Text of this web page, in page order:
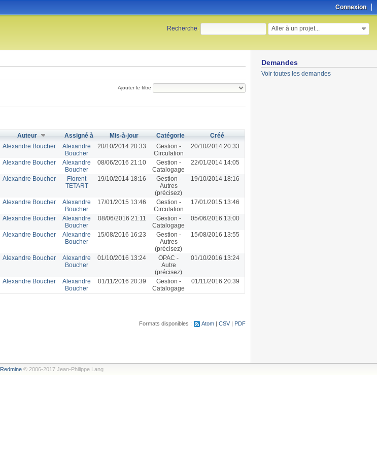
Connexion
Recherche: Aller à un projet...
Demandes
Voir toutes les demandes
Ajouter le filtre
Auteur Assigné à Mis-à-jour Catégorie
Créé
Alexandre Boucher
Alexandre
Boucher
20/10/2014 20:33
Gestion -
Circulation
20/10/2014 20:33
Alexandre Boucher
Alexandre
Boucher
08/06/2016 21:10
Gestion -
Catalogage
22/01/2014 14:05
Alexandre Boucher
Florent
TETART
19/10/2014 18:16
Gestion -
Autres
(précisez)
19/10/2014 18:16
Alexandre Boucher
Alexandre
Boucher
17/01/2015 13:46
Gestion -
Circulation
17/01/2015 13:46
Alexandre Boucher
Alexandre
Boucher
08/06/2016 21:11
Gestion -
Catalogage
05/06/2016 13:00
Alexandre Boucher
Alexandre
Boucher
15/08/2016 16:23
Gestion -
Autres
(précisez)
15/08/2016 13:55
Alexandre Boucher
Alexandre
Boucher
01/10/2016 13:24
OPAC -
Autre
(précisez)
01/10/2016 13:24
Alexandre Boucher
Alexandre
Boucher
01/11/2016 20:39
Gestion -
Catalogage
01/11/2016 20:39
Formats disponibles : Atom CSV PDF
Redmine© 2006-2017 Jean-Philippe Lang